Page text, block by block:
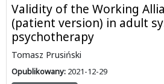
Validity of the Working
(patient version) in adult
psychotherapy
Tomasz Prusiński
Opublikowany: 2021-12-29